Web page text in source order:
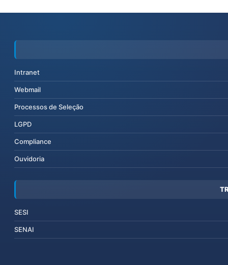
Intranet
Webmail
Processos de Seleção
LGPD
Compliance
Ouvidoria
SESI
SENAI